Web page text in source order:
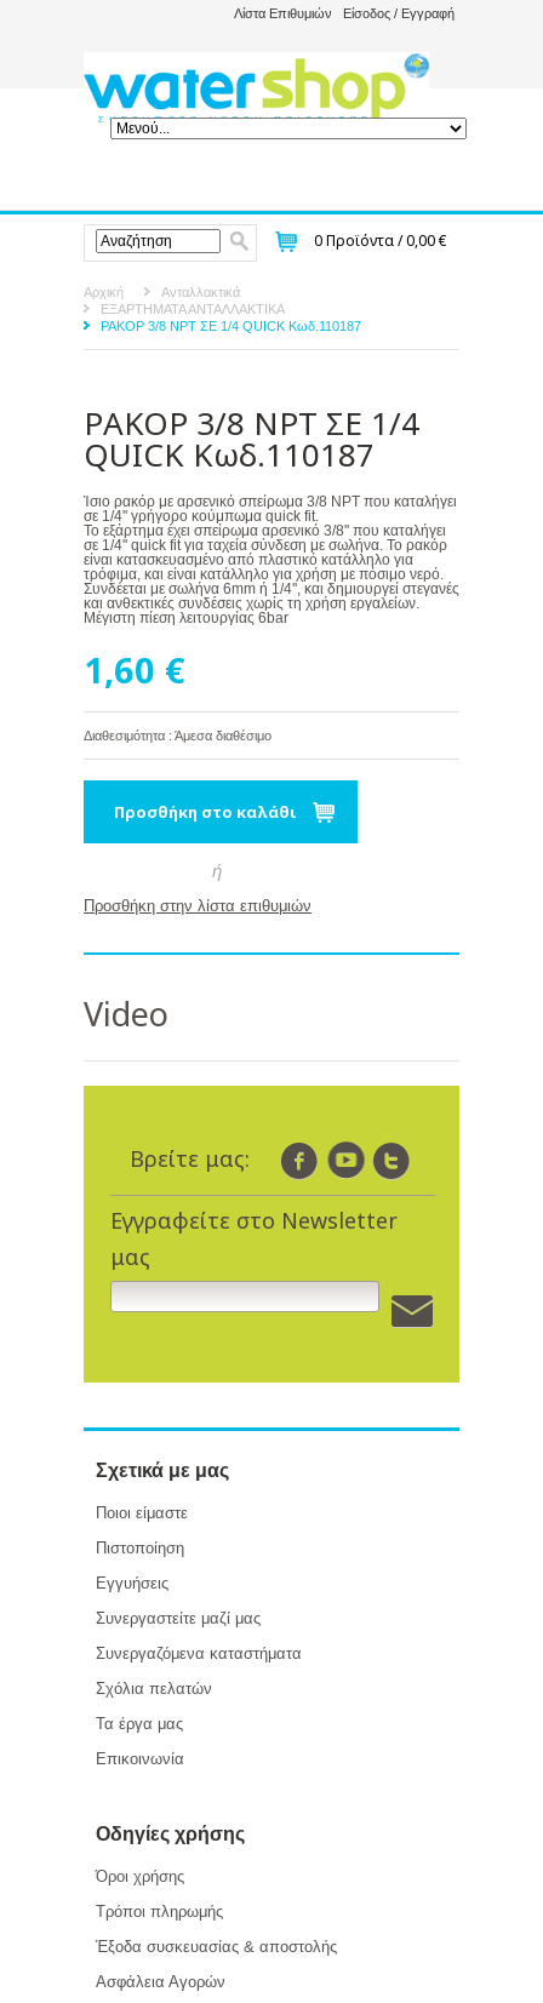
Λίστα Επιθυμιών Είσοδος / Εγγραφή
0Προϊόντα /0,00 €
Αρχική
Ανταλλακτικά
ΕΞΑΡΤΗΜΑΤΑ ΑΝΤΑΛΛΑΚΤΙΚΑ
ΡΑΚΟΡ 3/8 NPT ΣΕ 1/4 QUICK Κωδ.110187
ΡΑΚΟΡ 3/8 NPT ΣΕ 1/4
QUICK Κωδ.110187
Ίσιο ρακόρ με αρσενικό σπείρωμα 3/8 NPT που καταλήγει
σε 1/4'' γρήγορο κούμπωμα quick fit.
Το εξάρτημα έχει σπείρωμα αρσενικό 3/8'' που καταλήγει
σε 1/4'' quick fit για ταχεία σύνδεση με σωλήνα. Το ρακόρ
είναι κατασκευασμένο από πλαστικό κατάλληλο για
τρόφιμα, και είναι κατάλληλο για χρήση με πόσιμο νερό.
Συνδέεται με σωλήνα 6mm ή 1/4'', και δημιουργεί στεγανές
και ανθεκτικές συνδέσεις χωρίς τη χρήση εργαλείων.
Μέγιστη πίεση λειτουργίας 6bar
1,60 €
Διαθεσιμότητα : Άμεσα διαθέσιμο
Προσθήκη στο καλάθι
ή
Προσθήκη στην λίστα επιθυμιών
Video
Βρείτε μας:
Εγγραφείτε στο Newsletter
μας
Σχετικά με μας
Ποιοι είμαστε
Πιστοποίηση
Εγγυήσεις
Συνεργαστείτε μαζί μας
Συνεργαζόμενα καταστήματα
Σχόλια πελατών
Τα έργα μας
Επικοινωνία
Οδηγίες χρήσης
Όροι χρήσης
Τρόποι πληρωμής
Έξοδα συσκευασίας & αποστολής
Ασφάλεια Αγορών